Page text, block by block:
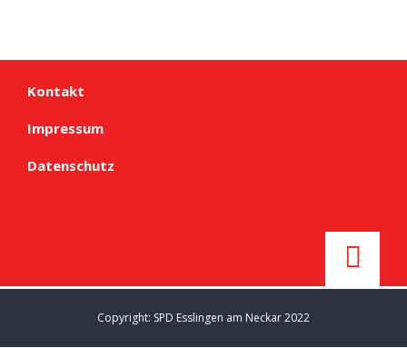
Kontakt
Impressum
Datenschutz
Copyright: SPD Esslingen am Neckar 2022